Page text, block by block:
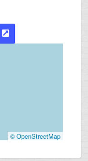
© OpenStreetMap